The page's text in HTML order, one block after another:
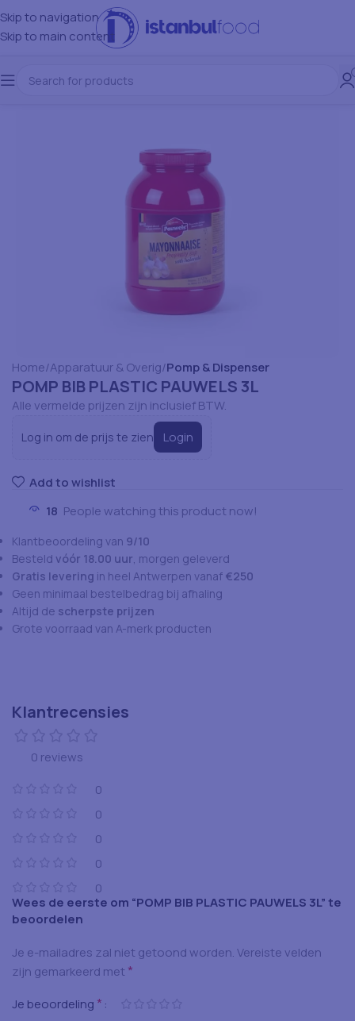
Skip to navigation
Skip to main content
Home Apparatuur & Overig Pomp & Dispenser
POMP BIB PLASTIC PAUWELS 3L
Alle vermelde prijzen zijn inclusief BTW.
Log in om de prijs te zien Login
Add to wishlist
18 People watching this product now!
Klantbeoordeling van 9/10
Besteld vóór 18.00 uur, morgen geleverd
Gratis levering in heel Antwerpen vanaf €250
Geen minimaal bestelbedrag bij afhaling
Altijd de scherpste prijzen
Grote voorraad van A-merk producten
Klantrecensies
0 reviews
0
0
0
0
0
Wees de eerste om “POMP BIB PLASTIC PAUWELS 3L” te
beoordelen
Je e-mailadres zal niet getoond worden.Vereiste velden
zijn gemarkeerd met *
Je beoordeling *